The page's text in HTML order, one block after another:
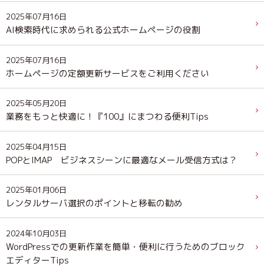
2025年07月16日
AI検索時代に求められる公式ホームページの役割
2025年07月16日
ホームページの定額更新サービスをご利用ください
2025年05月20日
業務をもっと快適に！『100』にまつわる便利Tips
2025年04月15日
POPとIMAP ビジネスシーンに最適なメール受信方式は？
2025年01月06日
レンタルサーバ選択のポイントと移転の勧め
2024年10月03日
WordPressでの更新作業を簡単・便利に行うためのブロック
エディターTips